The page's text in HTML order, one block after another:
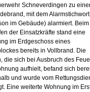
Schneverdingen zu
mit dem
im Gebäude) alarmiert. Beim
der Einsatzkräfte stand eine
im Erdgeschoss eines
bereits in Vollbrand. Die
die sich bei Ausbruch des
aufhielt, befand sich
und wurde vom
Eine weiterte Wohnung im